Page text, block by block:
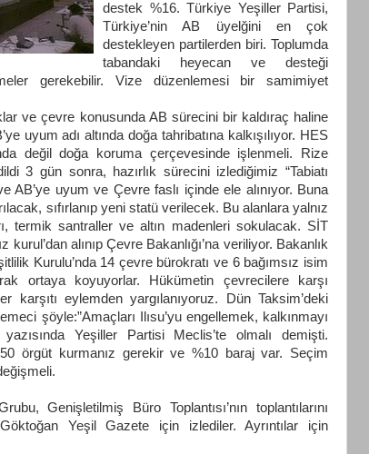
destek %16. Türkiye Yeşiller Partisi,
Türkiye’nin AB üyelğini en çok
destekleyen partilerden biri. Toplumda
tabandaki heyecan ve desteği
gerekebilir. Vize düzenlemesi bir samimiyet
ve çevre konusunda AB sürecini bir kaldıraç haline
uyum adı altında doğa tahribatına kalkışılıyor. HES
değil doğa koruma çerçevesinde işlenmeli. Rize
3 gün sonra, hazırlık sürecini izlediğimiz “Tabiatı
AB’ye uyum ve Çevre faslı içinde ele alınıyor. Buna
sıfırlanıp yeni statü verilecek. Bu alanlara yalnız
termik santraller ve altın madenleri sokulacak. SİT
kurul’dan alınıp Çevre Bakanlığı’na veriliyor. Bakanlık
Kurulu’nda 14 çevre bürokratı ve 6 bağımsız isim
ortaya koyuyorlar. Hükümetin çevrecilere karşı
karşıtı eylemden yargılanıyoruz. Dün Taksim’deki
şöyle:”Amaçları Ilısu’yu engellemek, kalkınmayı
Yeşiller Partisi Meclis’te olmalı demişti.
örgüt kurmanız gerekir ve %10 baraj var. Seçim
Genişletilmiş Büro Toplantısı’nın toplantılarını
Yeşil Gazete için izlediler. Ayrıntılar için